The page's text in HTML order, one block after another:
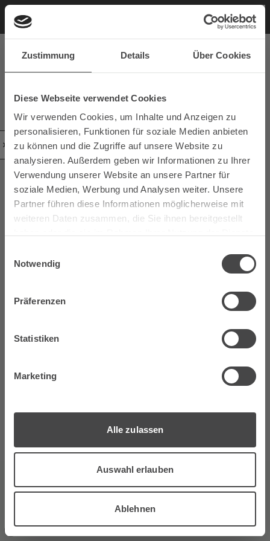
Zustimmung Details Über Cookies
Diese Webseite verwendet Cookies
Wir verwenden Cookies, um Inhalte und Anzeigen zu
personalisieren, Funktionen für soziale Medien anbieten
zu können und die Zugriffe auf unsere Website zu
analysieren. Außerdem geben wir Informationen zu Ihrer
Verwendung unserer Website an unsere Partner für
soziale Medien, Werbung und Analysen weiter. Unsere
Partner führen diese Informationen möglicherweise mit
weiteren Daten zusammen, die Sie ihnen bereitgestellt
Notwendig
Präferenzen
Statistiken
Marketing
Alle zulassen
Auswahl erlauben
Ablehnen